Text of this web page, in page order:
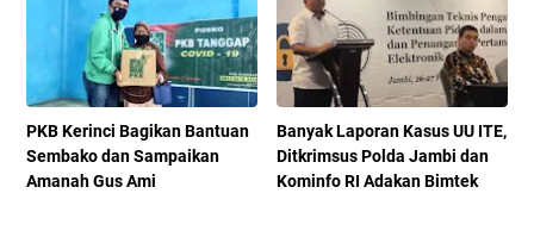
PKB Kerinci Bagikan Bantuan
Sembako dan Sampaikan
Amanah Gus Ami
Banyak Laporan Kasus UU ITE,
Ditkrimsus Polda Jambi dan
Kominfo RI Adakan Bimtek